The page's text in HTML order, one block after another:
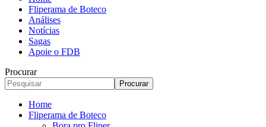
Fliperama de Boteco
Análises
Notícias
Sagas
Apoie o FDB
Procurar
Home
Fliperama de Boteco